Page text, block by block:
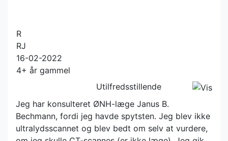
R
RJ
16-02-2022
4+ år gammel
Utilfredsstillende
Jeg har konsulteret ØNH-læge Janus B.
Bechmann, fordi jeg havde spytsten. Jeg blev ikke
ultralydsscannet og blev bedt om selv at vurdere,